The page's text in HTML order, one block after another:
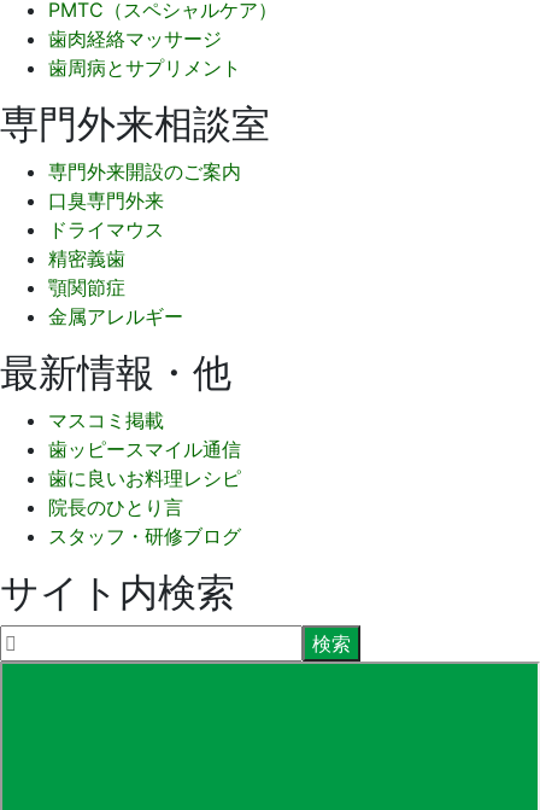
PMTC（スペシャルケア）
歯肉経絡マッサージ
歯周病とサプリメント
専門外来相談室
専門外来開設のご案内
口臭専門外来
ドライマウス
精密義歯
顎関節症
金属アレルギー
最新情報・他
マスコミ掲載
歯ッピースマイル通信
歯に良いお料理レシピ
院長のひとり言
スタッフ・研修ブログ
サイト内検索